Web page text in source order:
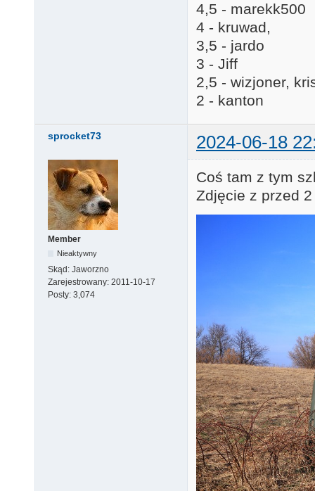
4,5 - marekk500
4 - kruwad,
3,5 - jardo
3 - Jiff
2,5 - wizjoner,
2 - kanton
sprocket73 2024-06-18
Member
Nieaktywny
Skąd: Jaworzno
Zarejestrowany: 2011-10-17
Posty: 3,074
Coś tam z tym
Zdjęcie z przed